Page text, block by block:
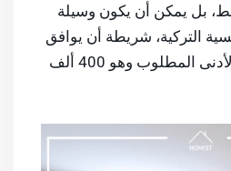
بل يمكن أن يكون وسيلة
التركية، شريطة أن يوافق
سعر الشقة الحد الأدنى المطلوب وهو 400 ألف